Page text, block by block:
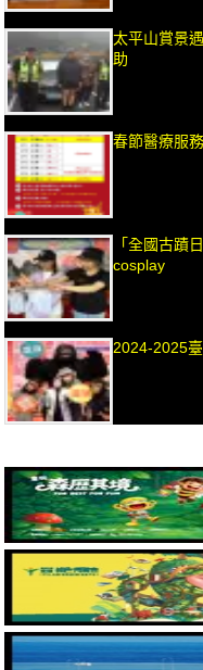
太平山賞景
助
春節醫療服
「全國古蹟
cosplay
2024-2025